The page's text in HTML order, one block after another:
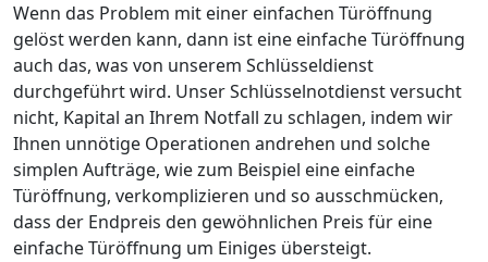
Wenn das Problem mit einer einfachen Türöffnung
gelöst werden kann, dann ist eine einfache Türöffnung
auch das, was von unserem Schlüsseldienst
durchgeführt wird. Unser Schlüsselnotdienst versucht
nicht, Kapital an Ihrem Notfall zu schlagen, indem wir
Ihnen unnötige Operationen andrehen und solche
simplen Aufträge, wie zum Beispiel eine einfache
Türöffnung, verkomplizieren und so ausschmücken,
dass der Endpreis den gewöhnlichen Preis für eine
einfache Türöffnung um Einiges übersteigt.